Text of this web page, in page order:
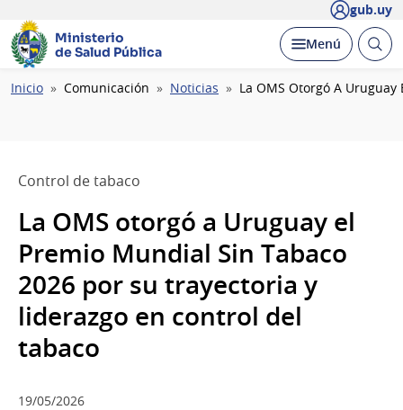
gub.uy
Ministerio
de Salud Pública
Desplegar
Menú Abrir
Ruta
Inicio Comunicación Noticias La OMS Otorgó A
Control de tabaco
La OMS otorgó a Uruguay el
Premio Mundial Sin Tabaco
2026 por su trayectoria y
liderazgo en control del
tabaco
19/05/2026